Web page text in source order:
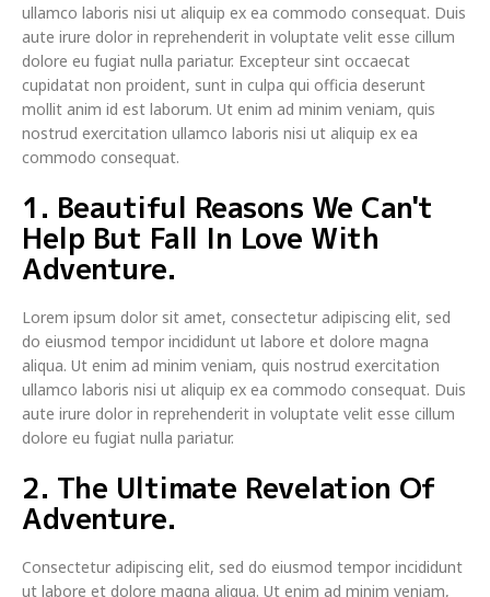
ullamco laboris nisi ut aliquip ex ea commodo consequat. Duis
aute irure dolor in reprehenderit in voluptate velit esse cillum
dolore eu fugiat nulla pariatur. Excepteur sint occaecat
cupidatat non proident, sunt in culpa qui officia deserunt
mollit anim id est laborum. Ut enim ad minim veniam, quis
nostrud exercitation ullamco laboris nisi ut aliquip ex ea
commodo consequat.
1. Beautiful Reasons We Can't
Help But Fall In Love With
Adventure.
Lorem ipsum dolor sit amet, consectetur adipiscing elit, sed
do eiusmod tempor incididunt ut labore et dolore magna
aliqua. Ut enim ad minim veniam, quis nostrud exercitation
ullamco laboris nisi ut aliquip ex ea commodo consequat. Duis
aute irure dolor in reprehenderit in voluptate velit esse cillum
dolore eu fugiat nulla pariatur.
2. The Ultimate Revelation Of
Adventure.
Consectetur adipiscing elit, sed do eiusmod tempor incididunt
ut labore et dolore magna aliqua. Ut enim ad minim veniam,